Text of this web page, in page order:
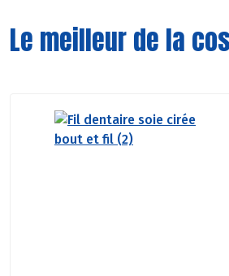
Le meilleur de la